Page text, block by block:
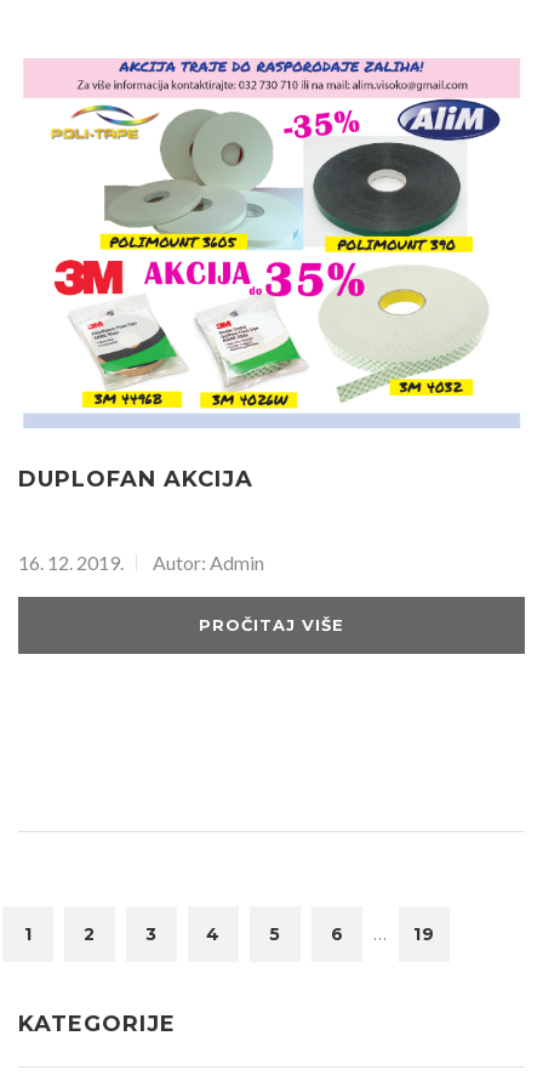
DUPLOFAN AKCIJA
16. 12. 2019. Autor: Admin
PROČITAJ VIŠE
1 2 3 4 5 6 ... 19
KATEGORIJE